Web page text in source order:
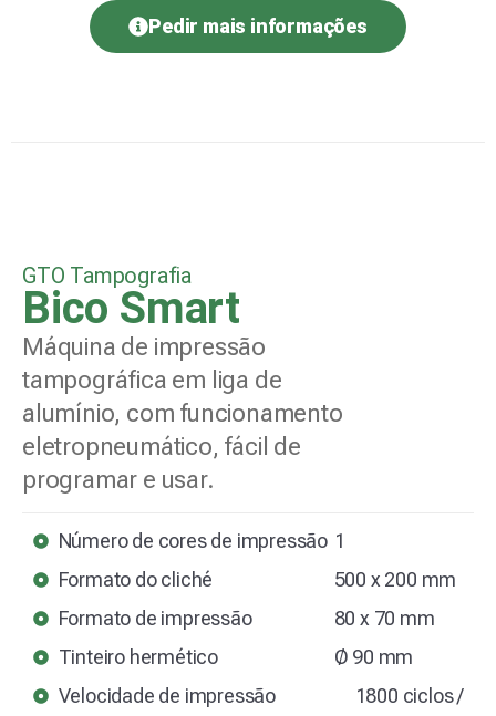
Pedir mais informações
GTO Tampografia
Bico Smart
Máquina de impressão
tampográfica em liga de
alumínio, com funcionamento
eletropneumático, fácil de
programar e usar.
Número de cores de impressão
Formato do cliché
Formato de impressão
Tinteiro hermético
Velocidade de impressão
1
500 x 200 mm
80 x 70 mm
Ø 90 mm
1800 ciclos /